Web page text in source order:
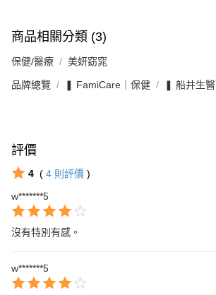
商品相關分類 (3)
保健/醫療 美妍窈窕
品牌總覽 ❚ FamiCare｜保健 ❚ 船井生醫
評價
4 ( 4 則評價 )
w*******5
沒有特別有感。
w*******5